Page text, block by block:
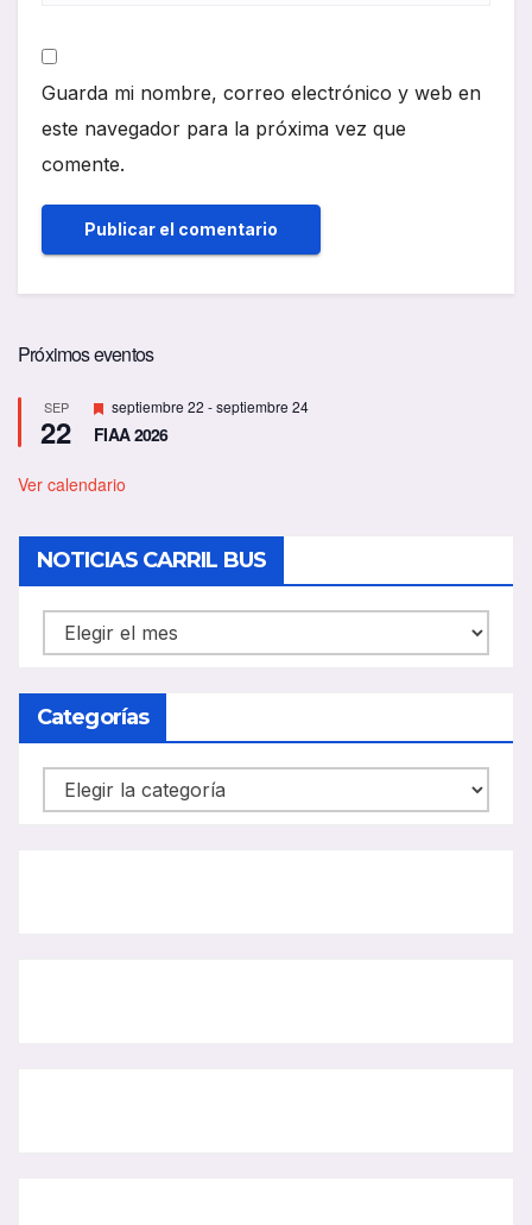
Guarda mi nombre, correo electrónico y web en
este navegador para la próxima vez que
comente.
Próximos eventos
SEP
22
D
e
s
a
d
o
septiembre 22 -septiembre 24
FIAA 2026
Ver calendario
NOTICIAS CARRIL BUS
NOTICIAS
CARRIL
BUS
Categorías
Categorías